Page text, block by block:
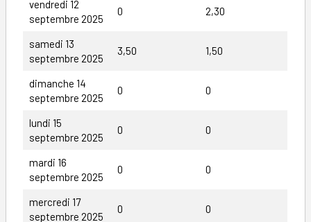
vendredi 12
septembre 2025
0 2,30
samedi 13
septembre 2025
3,50 1,50
dimanche 14
septembre 2025
0 0
lundi 15
septembre 2025
0 0
mardi 16
septembre 2025
0 0
mercredi 17
septembre 2025
0 0